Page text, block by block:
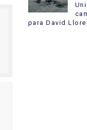
para David